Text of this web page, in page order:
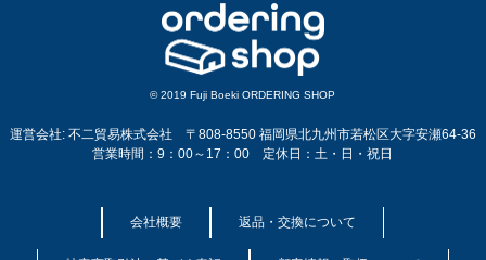
© 2019 Fuji Boeki ORDERING SHOP
運営会社: 不二貿易株式会社 〒808-8550 福岡県北九州市若松区大字安瀬64-36
営業時間：9：00～17：00 定休日：土・日・祝日
会社概要 返品・交換について